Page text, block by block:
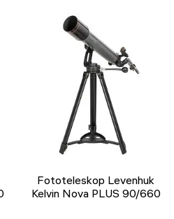
Fototeleskop Levenhuk
Kelvin Nova PLUS 90/660